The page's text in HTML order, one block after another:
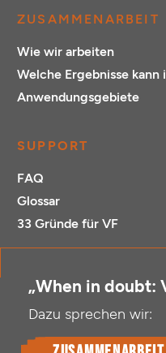
ZUSAMMENARBEIT
Wie wir arbeiten
Welche Ergebnisse kann
Anwendungsgebiete
SUPPORT
FAQ
Glossar
33 Gründe für VF
„When in doubt:
Dazu sprechen wir: